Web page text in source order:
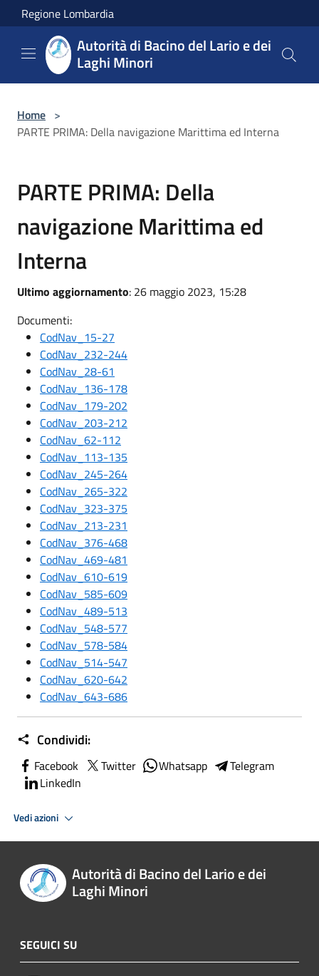
Salta al contenuto principale
Regione Lombardia
Autorità di Bacino del Lario e dei
Laghi Minori
Home >
PARTE PRIMA: Della navigazione Marittima ed Interna
PARTE PRIMA: Della
navigazione Marittima ed
Interna
Ultimo aggiornamento: 26 maggio 2023, 15:28
Documenti:
CodNav_15-27
CodNav_232-244
CodNav_28-61
CodNav_136-178
CodNav_179-202
CodNav_203-212
CodNav_62-112
CodNav_113-135
CodNav_245-264
CodNav_265-322
CodNav_323-375
CodNav_213-231
CodNav_376-468
CodNav_469-481
CodNav_610-619
CodNav_585-609
CodNav_489-513
CodNav_548-577
CodNav_578-584
CodNav_514-547
CodNav_620-642
CodNav_643-686
Condividi:
Facebook Twitter Whatsapp
Telegram
LinkedIn
Vedi azioni
Autorità di Bacino del Lario e dei
Laghi Minori
SEGUICI SU